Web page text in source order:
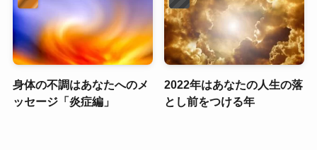
身体の不調はあなたへのメ
ッセージ「炎症編」
2022年はあなたの人生の落
とし前をつける年